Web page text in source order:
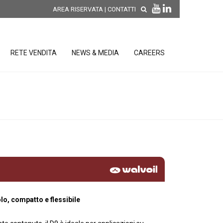
AREA RISERVATA | CONTATTI
RETE VENDITA NEWS & MEDIA CAREERS
compatto e flessibile